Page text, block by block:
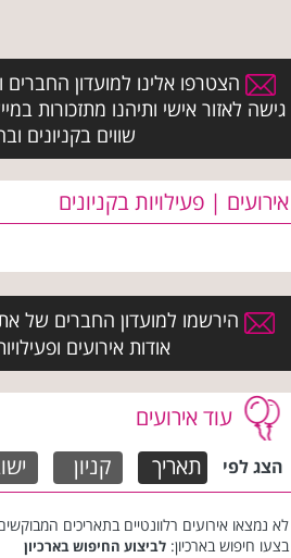
הצטרפו אלינו למועדון החברים
גישה לאזור אישי ותיהנו מתזכורות
שווים בקניונים
אירועים | פעילויות בקניונים
הירשמו למועדון החברים של
אודות אירועים
עוד אירועים
הצג לפי תאריך קניון
לא נמצאו אירועים רלוונטיים בתאריכים
בצעו חיפוש בארכיון: לביצוע החיפוש בארכיון